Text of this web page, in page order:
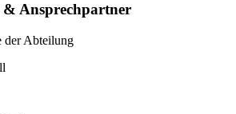
Ansprechpartner
der Abteilung